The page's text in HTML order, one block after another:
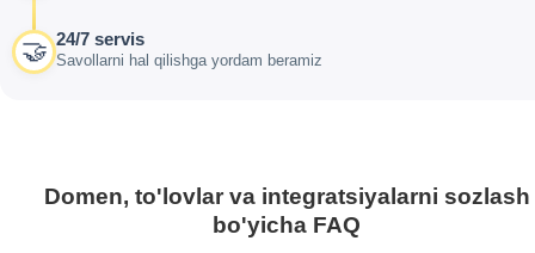
🤝 24/7 servis
Savollarni hal qilishga yordam beramiz
Domen, to'lovlar va integratsiyalarni sozlash
bo'yicha FAQ